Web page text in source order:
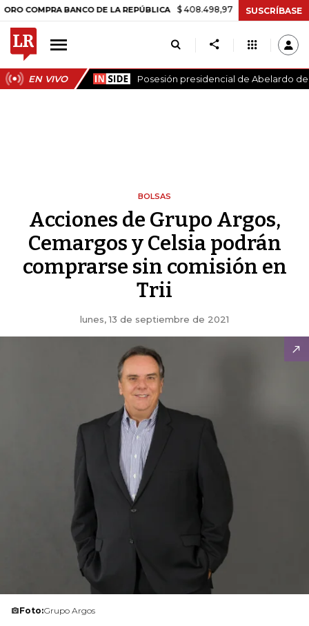
BANCO DE LA REPÚBLICA $ 408.498,97 +$ 8.753,81 +2,19%
SUSCRÍBASE
EN VIVO Posesión presidencial de Abelardo de
BOLSAS
Acciones de Grupo Argos,
Cemargos y Celsia podrán
comprarse sin comisión en
Trii
lunes, 13 de septiembre de 2021
Foto:Grupo Argos